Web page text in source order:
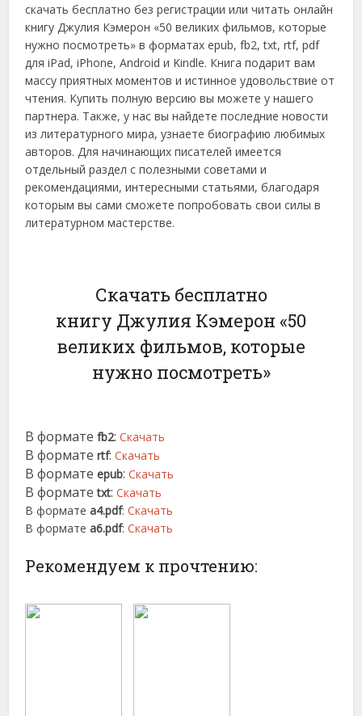
скачать бесплатно без регистрации или читать онлайн
книгу Джулия Кэмерон «50 великих фильмов, которые
нужно посмотреть» в форматах epub, fb2, txt, rtf, pdf
для iPad, iPhone, Android и Kindle. Книга подарит вам
массу приятных моментов и истинное удовольствие от
чтения. Купить полную версию вы можете у нашего
партнера. Также, у нас вы найдете последние новости
из литературного мира, узнаете биографию любимых
авторов. Для начинающих писателей имеется
отдельный раздел с полезными советами и
рекомендациями, интересными статьями, благодаря
которым вы сами сможете попробовать свои силы в
литературном мастерстве.
Скачать бесплатно
книгу Джулия Кэмерон «50
великих фильмов, которые
нужно посмотреть»
В форматеfb2:Скачать
В форматеrtf:Скачать
В форматеepub:Скачать
В форматеtxt:Скачать
В форматеa4.pdf:Скачать
В форматеa6.pdf:Скачать
Рекомендуем к прочтению: